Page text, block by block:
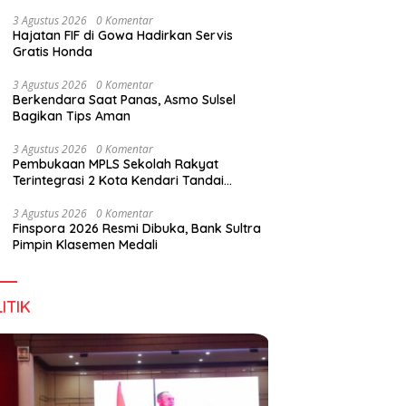
Kuliner Sultra Maimo
Layanan Imigrasi Terintegrasi
3 Agustus 2026 0 Komentar
Hajatan FIF di Gowa Hadirkan Servis
Gratis Honda
3 Agustus 2026 0 Komentar
Berkendara Saat Panas, Asmo Sulsel
Bagikan Tips Aman
3 Agustus 2026 0 Komentar
Pembukaan MPLS Sekolah Rakyat
Terintegrasi 2 Kota Kendari Tandai
3 Agustus 2026 0 Komentar
Finspora 2026 Resmi Dibuka, Bank Sultra
Pimpin Klasemen Medali